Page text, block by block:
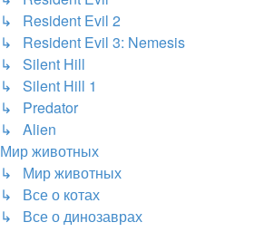
↳ Resident Evil 2
↳ Resident Evil 3: Nemesis
↳ Silent Hill
↳ Silent Hill 1
↳ Predator
↳ Alien
Мир животных
↳ Мир животных
↳ Все о котах
↳ Все о динозаврах